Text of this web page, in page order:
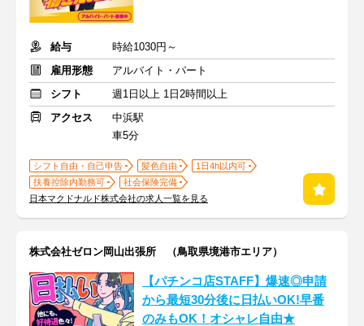
給与
時給1030円～
雇用形態
アルバイト・パート
シフト
週1日以上 1日2時間以上
アクセス
中浜駅
車5分
シフト自由・自己申告 髪色自由
1日4h以内可
扶養控除内勤務可
社会保険完備
日本マクドナルド株式会社の求人一覧を見る
株式会社ゼロン岡山出張所 （鳥取県境港市エリア）
【パチンコ店STAFF】爆速◎申請
から最短30分後に日払いOK!早番
のみもOK！オシャレ自由★